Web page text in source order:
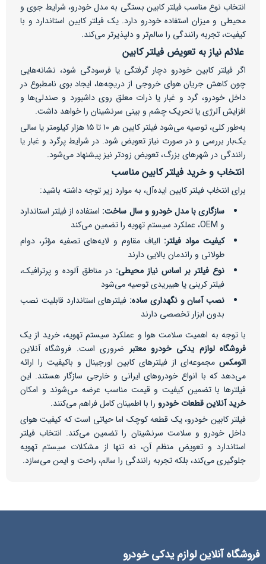
انتخاب نوع مناسب فیلتر کابین بستگی به مدل خودرو، شرایط جوی و
محیطی و میزان استفاده خودرو دارد. یک فیلتر کابین استاندارد و با
کیفیت، تجربه رانندگی را سالم‌تر و دلپذیرتر می‌کند.
علائم نیاز به تعویض فیلتر کابین
اگر فیلتر کابین خودرو دچار گرفتگی یا فرسودگی شود، نشانه‌هایی
چون کاهش جریان هوای خروجی از دریچه‌ها، ایجاد بوی نامطبوع در
داخل خودرو، گرد و غبار یا ذرات معلق روی داشبورد و صندلی‌ها و
افزایش آلرژی یا تحریک چشم و بینی سرنشینان را خواهد داشت.
به‌طور کلی، توصیه می‌شود فیلتر کابین هر ۱۰ تا ۱۵ هزار کیلومتر یا سالی
یک‌بار بررسی و در صورت نیاز تعویض شود. در شرایط پرگرد و غبار یا
رانندگی در شهرهای بزرگ، تعویض زودتر نیز پیشنهاد می‌شود.
انتخاب و خرید فیلتر کابین مناسب
برای انتخاب فیلتر کابین ایده‌آل، به موارد زیر توجه داشته باشید:
سازگاری با مدل خودرو و سال ساخت: استفاده از فیلتر استاندارد
و OEM، عملکرد سیستم تهویه را تضمین می‌کند
کیفیت مواد فیلتر: الیاف مقاوم و لایه‌های تصفیه مؤثر، دوام
طولانی و راندمان بالایی دارند
نوع فیلتر بر اساس نیاز محیطی: در مناطق آلوده و پرترافیک،
فیلتر کربنی یا هیبریدی توصیه می‌شود
نصب آسان و نگهداری ساده: فیلترهای استاندارد قابلیت نصب
بدون ابزار تخصصی دارند
با توجه به اهمیت سلامت هوا و عملکرد سیستم تهویه، خرید از یک
فروشگاه لوازم یدکی خودرو معتبر ضروری است. فروشگاه آنلاین
اتومکس مجموعه‌ای از فیلترهای کابین اورجینال و باکیفیت را ارائه
می‌دهد که با انواع خودروهای ایرانی و خارجی سازگار هستند. این
فیلترها با تضمین کیفیت و قیمت مناسب عرضه می‌شوند و امکان
خرید آنلاین قطعات خودرو را با اطمینان کامل فراهم می‌کنند.
فیلتر کابین خودرو، یک قطعه کوچک اما حیاتی است که کیفیت هوای
داخل خودرو و سلامت سرنشینان را تضمین می‌کند. انتخاب فیلتر
استاندارد و تعویض منظم آن، نه تنها از مشکلات سیستم تهویه
جلوگیری می‌کند، بلکه تجربه رانندگی را سالم، راحت و ایمن می‌سازد.
فروشگاه آنلاین لوازم یدکی خودرو